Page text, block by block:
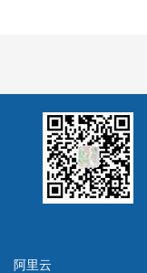
阿里云